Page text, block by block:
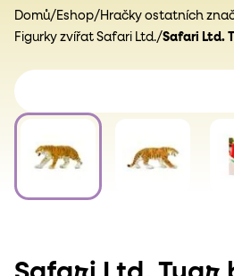
Domů/ Eshop/ Hračky ostatních
Figurky zvířat Safari Ltd./Safari Ltd.